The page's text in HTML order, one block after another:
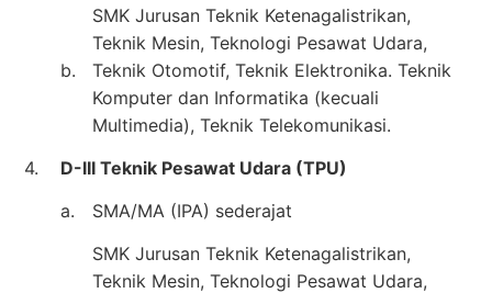
b.
SMK Jurusan Teknik Ketenagalistrikan,
Teknik Mesin, Teknologi Pesawat Udara,
Teknik Otomotif, Teknik Elektronika. Teknik
Komputer dan Informatika (kecuali
Multimedia), Teknik Telekomunikasi.
4.
D-III Teknik Pesawat Udara (TPU)
a.
SMA/MA (IPA) sederajat
SMK Jurusan Teknik Ketenagalistrikan,
Teknik Mesin, Teknologi Pesawat Udara,